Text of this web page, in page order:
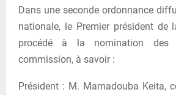
Dans une seconde ordonnance
nationale, le Premier président de
procédé à la nomination des
commission, à savoir :
Président : M. Mamadouba Keita,